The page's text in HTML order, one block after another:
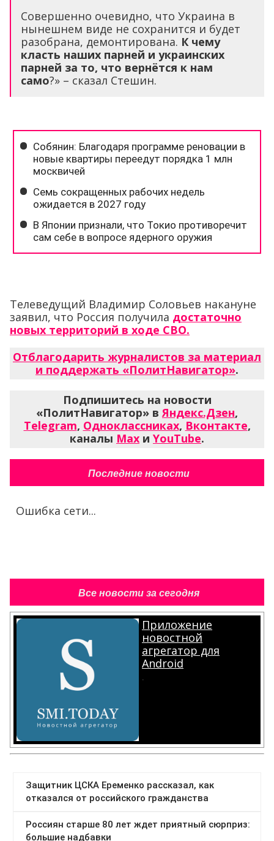
Совершенно очевидно, что Украина в
нынешнем виде не сохранится и будет
разобрана, демонтирована. К чему
класть наших парней и украинских
парней за то, что вернётся к нам
само?» – сказал Стешин.
Телеведущий Владимир Соловьев накануне
заявил, что Россия получила достаточно
новых территорий в ходе СВО.
Отблагодарить журналистов за материал
и поддержать «ПолитНавигатор».
Подпишитесь на новости
«ПолитНавигатор» вЯндекс.Дзен,
Telegram, Одноклассниках, Вконтакте,
каналы Max и YouTube.
Последние новости
Ошибка сети...
Все новости за сегодня
Приложение
новостной
агрегатор для
Android
.